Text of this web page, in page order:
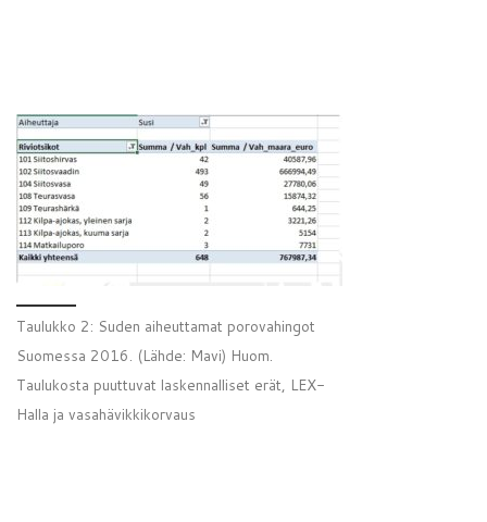
Taulukko 2: Suden aiheuttamat porovahingot
Suomessa 2016. (Lähde: Mavi) Huom.
Taulukosta puuttuvat laskennalliset erät, LEX-
Halla ja vasahävikkikorvaus